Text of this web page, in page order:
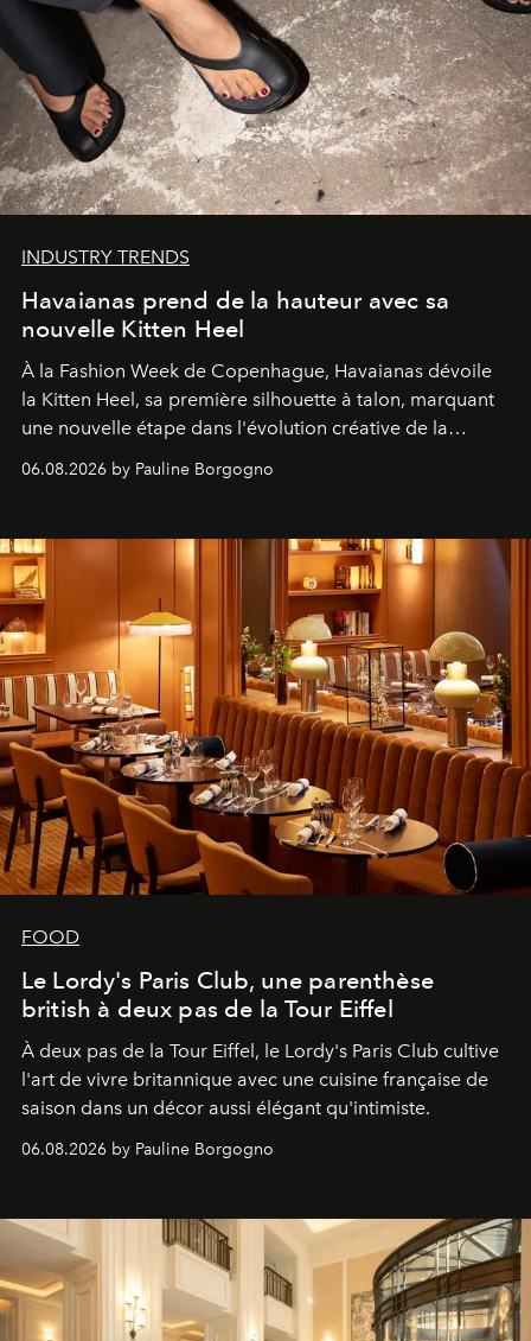
INDUSTRY TRENDS
Havaianas prend de la hauteur avec sa
nouvelle Kitten Heel
À la Fashion Week de Copenhague, Havaianas dévoile
la Kitten Heel, sa première silhouette à talon, marquant
une nouvelle étape dans l'évolution créative de la
06.08.2026 by Pauline Borgogno
FOOD
Le Lordy's Paris Club, une parenthèse
british à deux pas de la Tour Eiffel
À deux pas de la Tour Eiffel, le Lordy's Paris Club cultive
l'art de vivre britannique avec une cuisine française de
saison dans un décor aussi élégant qu'intimiste.
06.08.2026 by Pauline Borgogno